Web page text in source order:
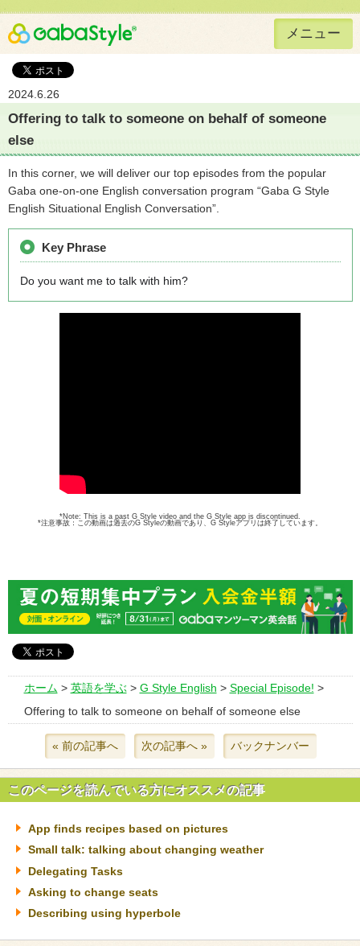
Gaba Style 無料で英語学習 メニュー
2024.6.26
Offering to talk to someone on behalf of someone
else
In this corner, we will deliver our top episodes from the popular
Gaba one-on-one English conversation program “Gaba G Style
English Situational English Conversation”.
Key Phrase
Do you want me to talk with him?
*Note: This is a past G Style video and the G Style app is discontinued.
*注意事故：この動画は過去のG Styleの動画であり、G Styleアプリは終了しています。
ホーム > 英語を学ぶ > G Style English > Special Episode! >
Offering to talk to someone on behalf of someone else
« 前の記事へ 次の記事へ » バックナンバー
このページを読んでいる方にオススメの記事
App finds recipes based on pictures
Small talk: talking about changing weather
Delegating Tasks
Asking to change seats
Describing using hyperbole